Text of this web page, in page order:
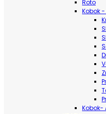
Roto
Kobok
Kobok-